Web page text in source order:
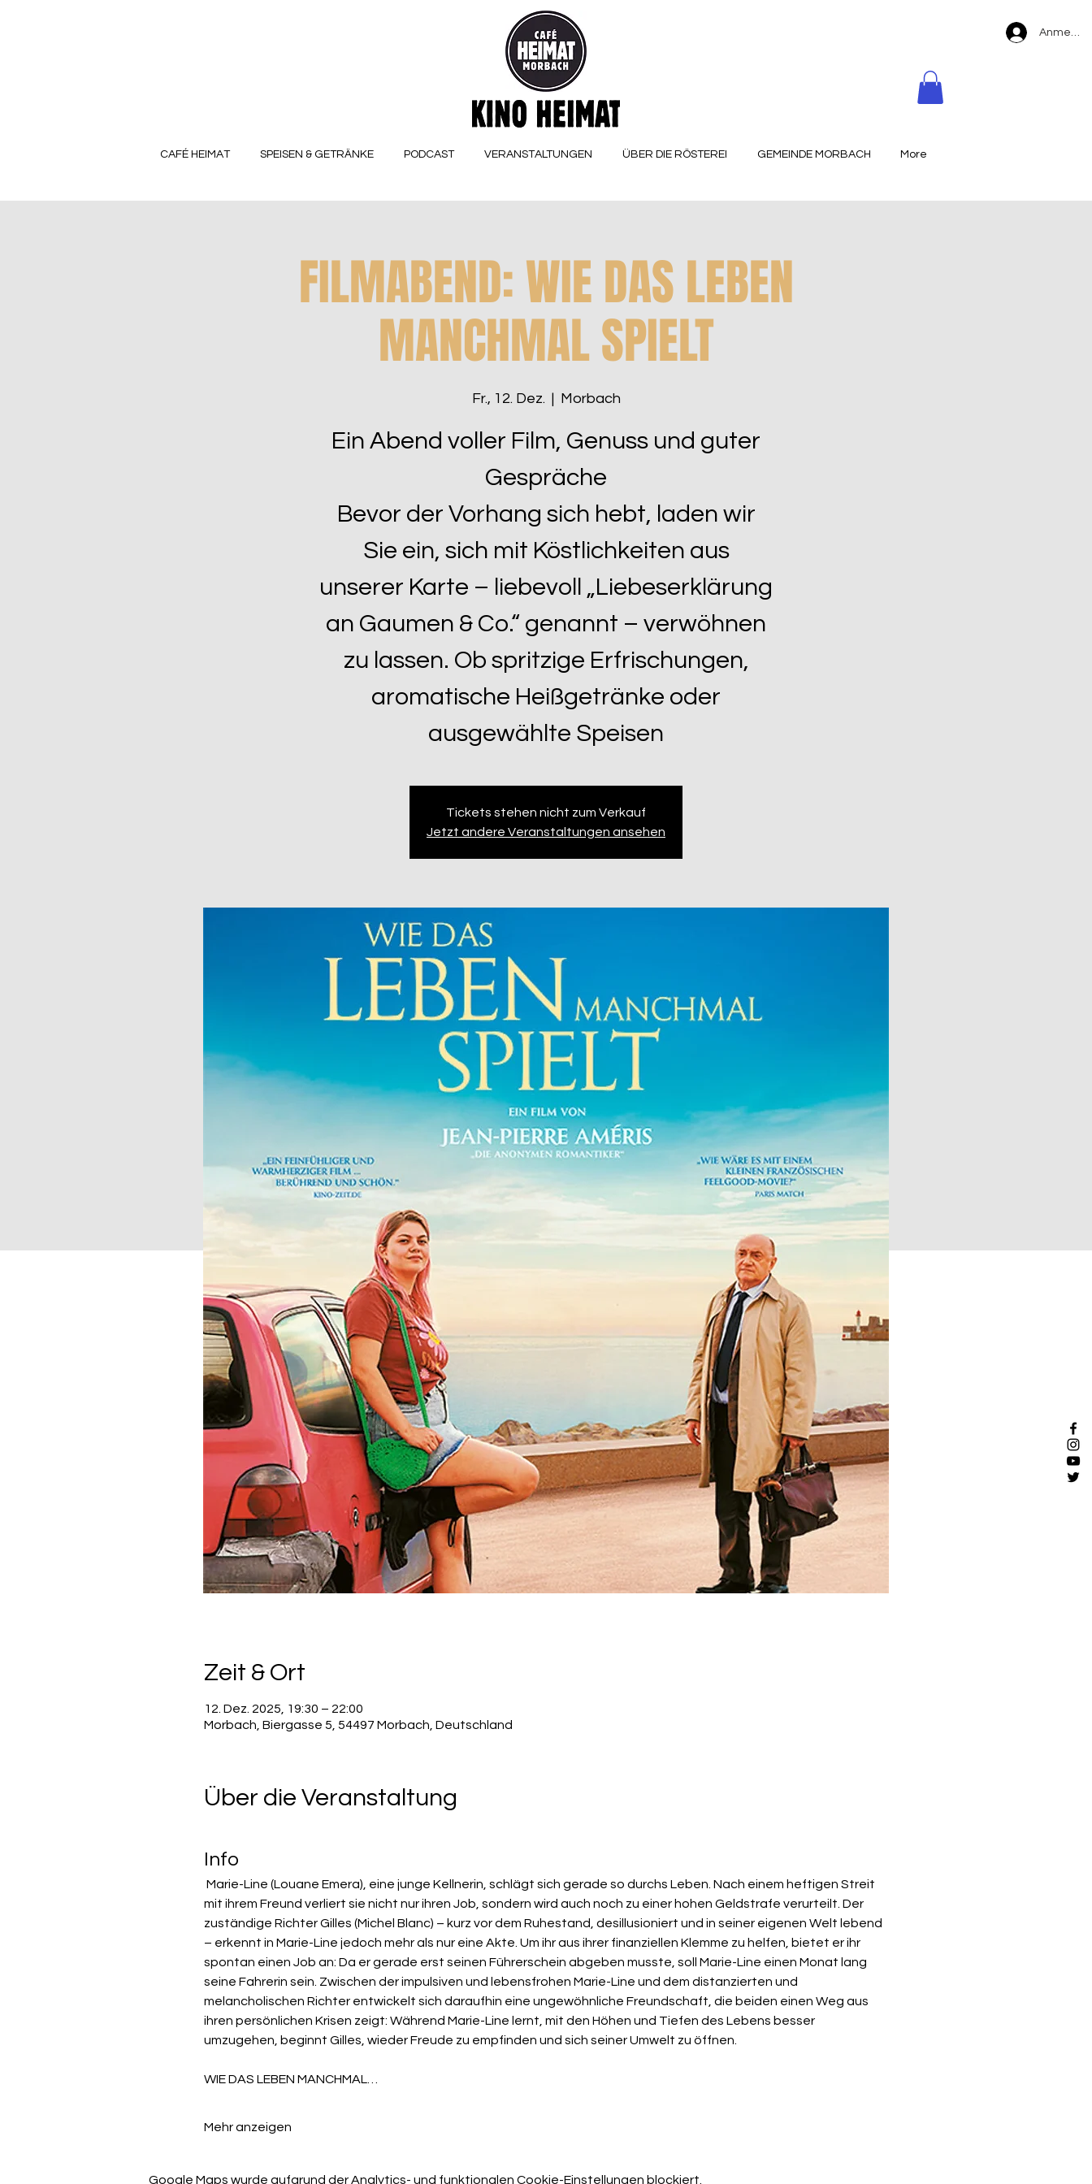
CAFÉ HEIMAT SPEISEN & GETRÄNKE PODCAST VERANSTALTUNGEN ÜBER DIE RÖSTEREI GEMEINDE MORBACH More
FILMABEND: WIE DAS LEBEN
MANCHMAL SPIELT
Fr., 12. Dez.
  |
Morbach
Ein Abend voller Film, Genuss und guter
Gespräche
Bevor der Vorhang sich hebt, laden wir
Sie ein, sich mit Köstlichkeiten aus
unserer Karte – liebevoll „Liebeserklärung
an Gaumen & Co.“ genannt – verwöhnen
zu lassen. Ob spritzige Erfrischungen,
aromatische Heißgetränke oder
ausgewählte Speisen
Tickets stehen nicht zum Verkauf
Jetzt andere Veranstaltungen ansehen
Zeit & Ort
12. Dez. 2025, 19:30 – 22:00
Morbach, Biergasse 5, 54497 Morbach, Deutschland
Über die Veranstaltung
Info
mit ihrem Freund verliert sie nicht nur ihren Job, sondern wird auch noch zu einer hohen Geldstrafe verurteilt. Der
zuständige Richter Gilles (Michel Blanc) – kurz vor dem Ruhestand, desillusioniert und in seiner eigenen Welt lebend
– erkennt in Marie-Line jedoch mehr als nur eine Akte. Um ihr aus ihrer finanziellen Klemme zu helfen, bietet er ihr
spontan einen Job an: Da er gerade erst seinen Führerschein abgeben musste, soll Marie-Line einen Monat lang
seine Fahrerin sein. Zwischen der impulsiven und lebensfrohen Marie-Line und dem distanzierten und
melancholischen Richter entwickelt sich daraufhin eine ungewöhnliche Freundschaft, die beiden einen Weg aus
ihren persönlichen Krisen zeigt: Während Marie-Line lernt, mit den Höhen und Tiefen des Lebens besser
umzugehen, beginnt Gilles, wieder Freude zu empfinden und sich seiner Umwelt zu öffnen.
WIE DAS LEBEN MANCHMAL…
Mehr anzeigen
Google Maps wurde aufgrund der Analytics- und funktionalen Cookie-Einstellungen blockiert.